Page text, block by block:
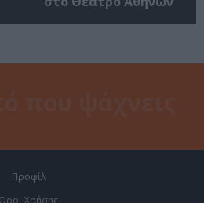
Προφίλ
Οροι Χρήσης